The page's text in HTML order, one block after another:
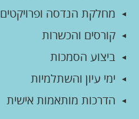
מחלקת הנדסה ופרויקטים
קורסים והכשרות
ביצוע הסמכות
ימי עיון והשתלמיות
הדרכות מותאמות אישית